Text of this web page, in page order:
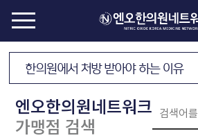
한의원에서 처방 받아야 하는 이유
엔오한의원네트워크
가맹점 검색